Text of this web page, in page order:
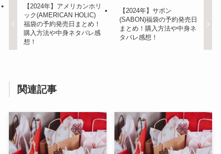
【2024年】アメリカンホリ
ック(AMERICAN HOLIC)
福袋の予約発売日まとめ！
購入方法や中身ネタバレ感
想！
【2024年】サボン
(SABON)福袋の予約発売日
まとめ！購入方法や中身ネ
タバレ感想！
関連記事